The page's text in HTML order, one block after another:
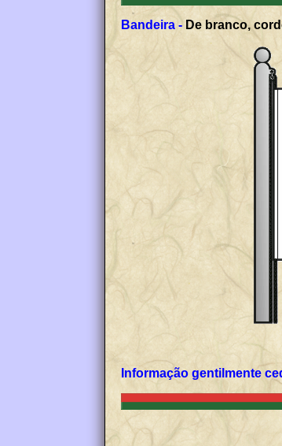
Bandeira - De branco,
Informação gentilmente